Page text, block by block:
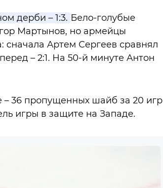
дерби – 1:3. Бело-голубые
Мартынов, но армейцы
сначала Артем Сергеев сравнял
– 2:1. На 50-й минуте Антон
– 36 пропущенных шайб за 20 игр
игры в защите на Западе.